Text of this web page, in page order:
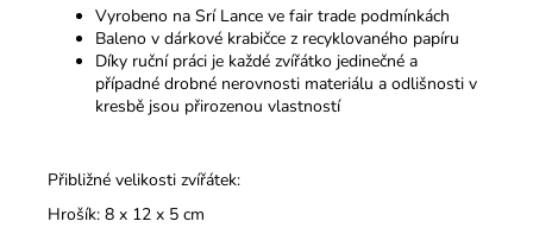
Vyrobeno na Srí Lance ve fair trade podmínkách
Baleno v dárkové krabičce z recyklovaného papíru
Díky ruční práci je každé zvířátko jedinečné a
případné drobné nerovnosti materiálu a odlišnosti v
kresbě jsou přirozenou vlastností
Přibližné velikosti zvířátek:
Hrošík: 8 x 12 x 5 cm